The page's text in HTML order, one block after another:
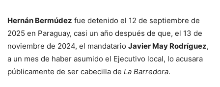
Hernán Bermúdez fue detenido el 12 de septiembre de
2025 en Paraguay, casi un año después de que, el 13 de
noviembre de 2024, el mandatario Javier May Rodríguez,
a un mes de haber asumido el Ejecutivo local, lo acusara
públicamente de ser cabecilla de La Barredora.